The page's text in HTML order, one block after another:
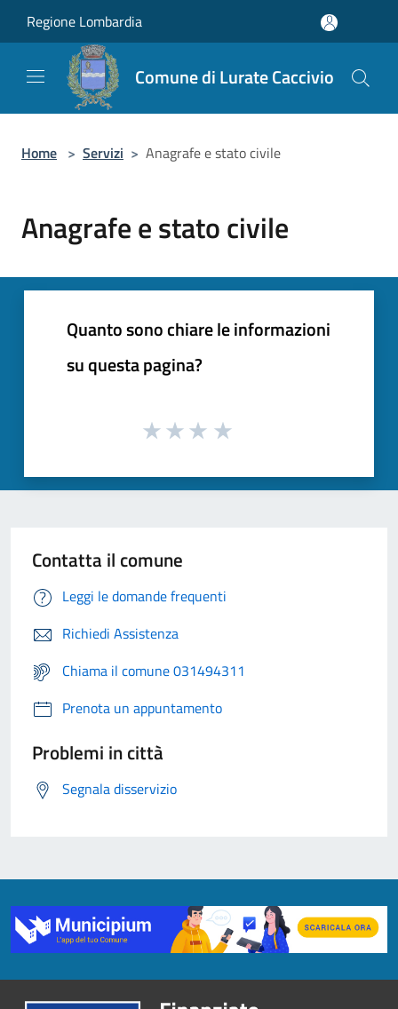
Regione Lombardia
Comune di Lurate Caccivio
Home > Servizi > Anagrafe e stato civile
Anagrafe e stato civile
Quanto sono chiare le informazioni
su questa pagina?
Contatta il comune
Leggi le domande frequenti
Richiedi Assistenza
Chiama il comune 031494311
Prenota un appuntamento
Problemi in città
Segnala disservizio